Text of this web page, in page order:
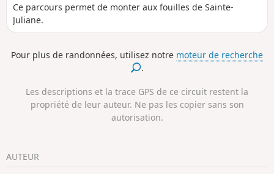
Ce parcours permet de monter aux fouilles de Sainte-
Juliane.
Pour plus de randonnées, utilisez notre moteur de recherche
.
Les descriptions et la trace GPS de ce circuit restent la
propriété de leur auteur. Ne pas les copier sans son
autorisation.
AUTEUR